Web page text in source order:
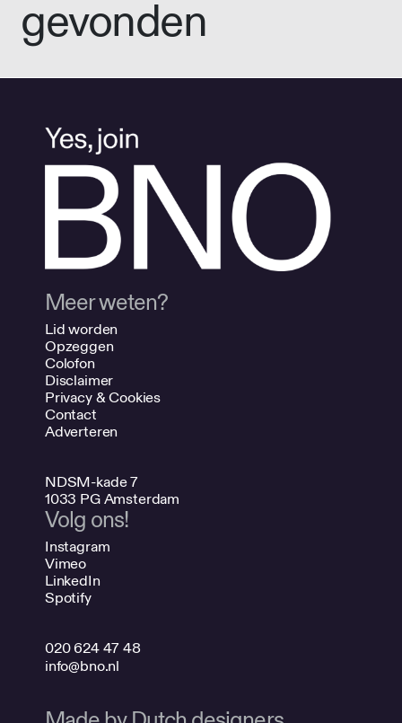
gevonden
Meer weten?
Lid worden
Opzeggen
Colofon
Disclaimer
Privacy & Cookies
Contact
Adverteren
NDSM-kade 7
1033 PG Amsterdam
Volg ons!
Instagram
Vimeo
LinkedIn
Spotify
020 624 47 48
info@bno.nl